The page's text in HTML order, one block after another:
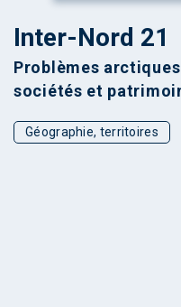
Inter-Nord 21
Problèmes
sociétés et
Géographie, territoires